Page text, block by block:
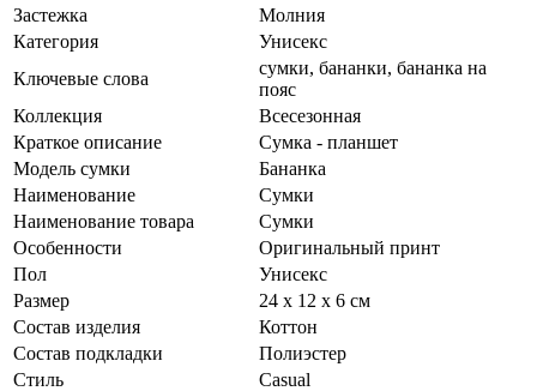
Застежка
Молния
Категория
Унисекс
Ключевые слова
сумки, бананки, бананка на
пояс
Коллекция
Всесезонная
Краткое описание
Сумка - планшет
Модель сумки
Бананка
Наименование
Сумки
Наименование товара
Сумки
Особенности
Оригинальный принт
Пол
Унисекс
Размер
24 х 12 х 6 см
Состав изделия
Коттон
Состав подкладки
Полиэстер
Стиль
Casual